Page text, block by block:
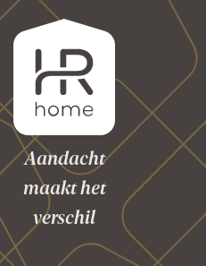
Aandacht
maakt het
verschil